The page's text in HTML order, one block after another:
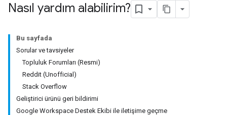
Nasıl yardım alabilirim?
Bu sayfada
Sorular ve tavsiyeler
Topluluk Forumları (Resmi)
Reddit (Unofficial)
Stack Overflow
Geliştirici ürünü geri bildirimi
Google Workspace Destek Ekibi ile iletişime geçme